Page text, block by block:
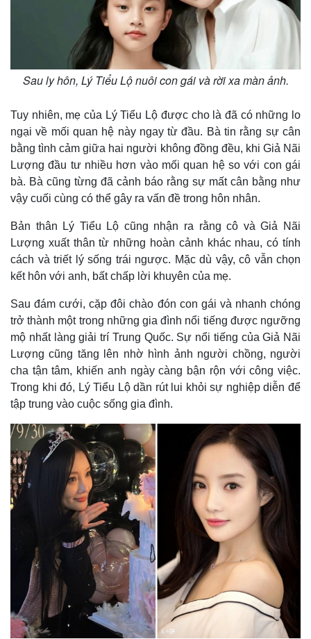
Kinh tế
Bất động sản
Thị trường
Giá vàng
Tỷ giá
Chứng khoán
Giá cà phê
Sau ly hôn, Lý Tiểu Lộ nuôi con gái và rời xa màn ảnh.
Tuy nhiên, mẹ của Lý Tiểu Lộ được cho là đã có những lo
ngại về mối quan hệ này ngay từ đầu. Bà tin rằng sự cân
bằng tình cảm giữa hai người không đồng đều, khi Giả Nãi
Lượng đầu tư nhiều hơn vào mối quan hệ so với con gái
bà. Bà cũng từng đã cảnh báo rằng sự mất cân bằng như
vậy cuối cùng có thể gây ra vấn đề trong hôn nhân.
Bản thân Lý Tiểu Lộ cũng nhận ra rằng cô và Giả Nãi
Lượng xuất thân từ những hoàn cảnh khác nhau, có tính
cách và triết lý sống trái ngược. Mặc dù vậy, cô vẫn chọn
kết hôn với anh, bất chấp lời khuyên của mẹ.
Sau đám cưới, cặp đôi chào đón con gái và nhanh chóng
trở thành một trong những gia đình nổi tiếng được ngưỡng
mộ nhất làng giải trí Trung Quốc. Sự nổi tiếng của Giả Nãi
Lượng cũng tăng lên nhờ hình ảnh người chồng, người
cha tận tâm, khiến anh ngày càng bận rộn với công việc.
Trong khi đó, Lý Tiểu Lộ dần rút lui khỏi sự nghiệp diễn để
tập trung vào cuộc sống gia đình.